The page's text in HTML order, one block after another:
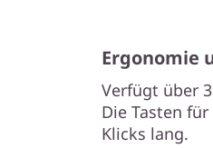
Ergonomie
Verfügt über
Die Tasten
Klicks lang.